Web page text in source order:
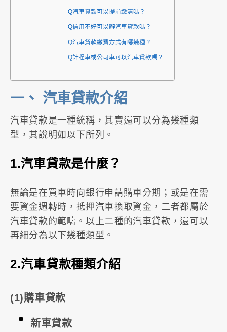
Q汽車貸款可以提前繳清嗎？
Q信用不好可以辦汽車貸款嗎？
Q汽車貸款繳費方式有哪幾種？
Q計程車或公司車可以汽車貸款嗎？
一、 汽車貸款介紹
汽車貸款是一種統稱，其實還可以分為幾種類
型，其說明如以下所列。
1.汽車貸款是什麼？
無論是在買車時向銀行申請購車分期；或是在需
要資金週轉時，抵押汽車換取資金，二者都屬於
汽車貸款的範疇。以上二種的汽車貸款，還可以
再細分為以下幾種類型。
2.汽車貸款種類介紹
(1)購車貸款
新車貸款